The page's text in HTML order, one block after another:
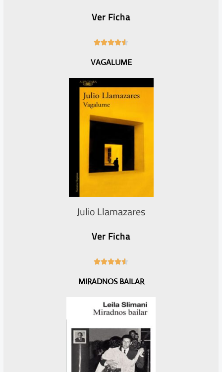
Ver Ficha

6
VAGALUME
Julio Llamazares
Ver Ficha

6
5
MIRADNOS BAILAR